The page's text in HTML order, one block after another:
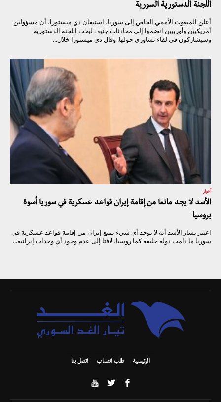
اللجنة الدستورية السورية
أعلن المبعوث الأممي الخاص إلى سوريا، استيفان دي ميستورا، أن مسؤولين
أمريكيين وأوربيين انضموا إلى محادثات جنيف لبحث اللجنة الدستورية
وسيشاركون في لقاء تشاوري حولها. وقال دي ميستورا خلال...
أخبار
الأسد لا يجد مانعا من إقامة إيران قواعد عسكرية في سوريا أسوة
بروسيا
اعتبر بشار الأسد أنه لا يوجد أي شيء يمنع إيران من إقامة قواعد عسكرية في
سوريا ما دامت دولة حليفة كما روسيا، لافتا إلى عدم وجود أي وحدات إيرانية...
الرئيسية طلب انتساب اتصل بنا